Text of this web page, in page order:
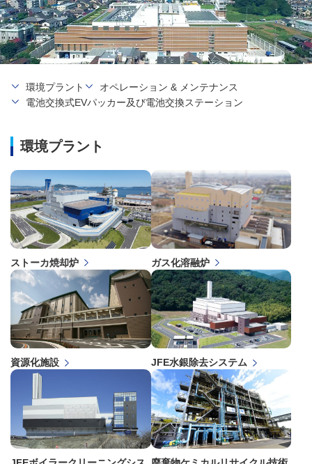
環境プラント
オペレーション & メンテナンス
電池交換式EVパッカー及び電池交換ステーション
環境プラント
ストーカ焼却炉 ガス化溶融炉
資源化施設 JFE水銀除去システム